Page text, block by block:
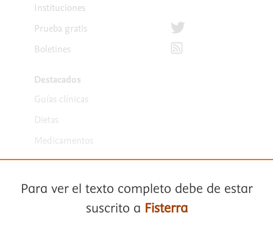
Instituciones
Prueba gratis
Boletines
Destacados
Guías clínicas
Dietas
Medicamentos
Síguenos en Twitter
Suscríbete para recibir
Para ver el texto completo debe de estar
suscrito a Fisterra